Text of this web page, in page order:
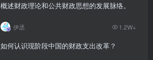
概述财政理论和公共财政思想的发展脉络。
伊丞 1.2W+
如何认识现阶段中国的财政支出改革？